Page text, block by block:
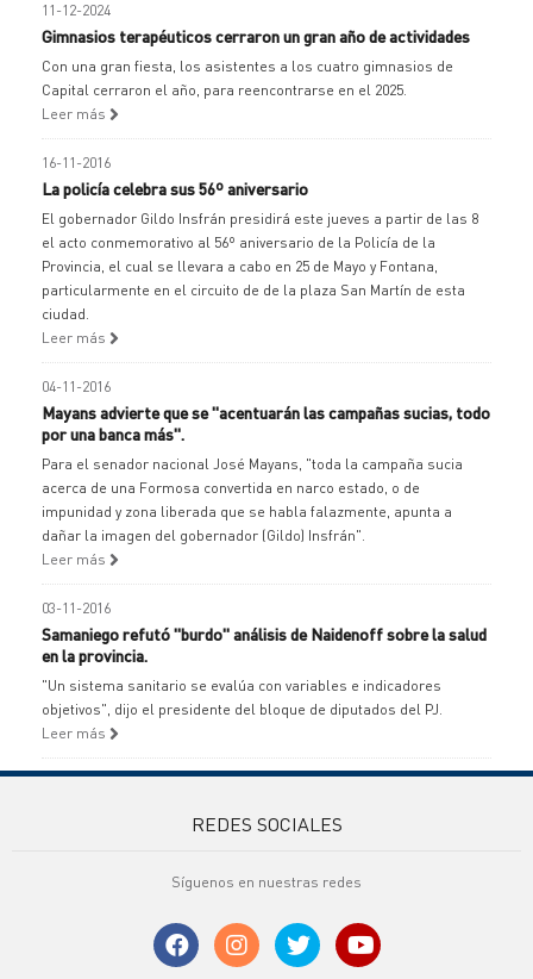
11-12-2024
Gimnasios terapéuticos cerraron un gran año de actividades
Con una gran fiesta, los asistentes a los cuatro gimnasios de
Capital cerraron el año, para reencontrarse en el 2025.
Leer más
16-11-2016
La policía celebra sus 56º aniversario
El gobernador Gildo Insfrán presidirá este jueves a partir de las 8
el acto conmemorativo al 56º aniversario de la Policía de la
Provincia, el cual se llevara a cabo en 25 de Mayo y Fontana,
particularmente en el circuito de de la plaza San Martín de esta
ciudad.
Leer más
04-11-2016
Mayans advierte que se "acentuarán las campañas sucias, todo
por una banca más".
Para el senador nacional José Mayans, "toda la campaña sucia
acerca de una Formosa convertida en narco estado, o de
impunidad y zona liberada que se habla falazmente, apunta a
dañar la imagen del gobernador (Gildo) Insfrán".
Leer más
03-11-2016
Samaniego refutó "burdo" análisis de Naidenoff sobre la salud
en la provincia.
"Un sistema sanitario se evalúa con variables e indicadores
objetivos", dijo el presidente del bloque de diputados del PJ.
Leer más
REDES SOCIALES
Síguenos en nuestras redes